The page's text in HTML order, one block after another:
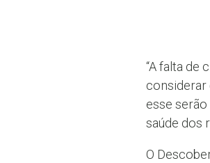
“A falta de
considerar
esse
saúde dos
O